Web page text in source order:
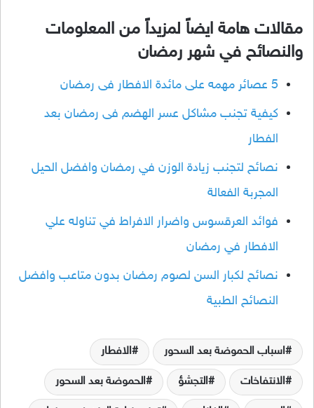
مقالات هامة ايضاً لمزيداً من المعلومات
والنصائح في شهر رمضان
5 عصائر مهمه على مائدة الافطار فى رمضان
كيفية تجنب مشاكل عسر الهضم فى رمضان بعد
الفطار
نصائح لتجنب زيادة الوزن في رمضان وافضل الحيل
المجربة الفعالة
فوائد العرقسوس واضرار الافراط في تناوله علي
الافطار في رمضان
نصائح لكبار السن لصوم رمضان بدون متاعب وافضل
النصائح الطبية
اسباب الحموضة بعد السحور الافطار
الانتفاخات التجشؤ الحموضة بعد السحور